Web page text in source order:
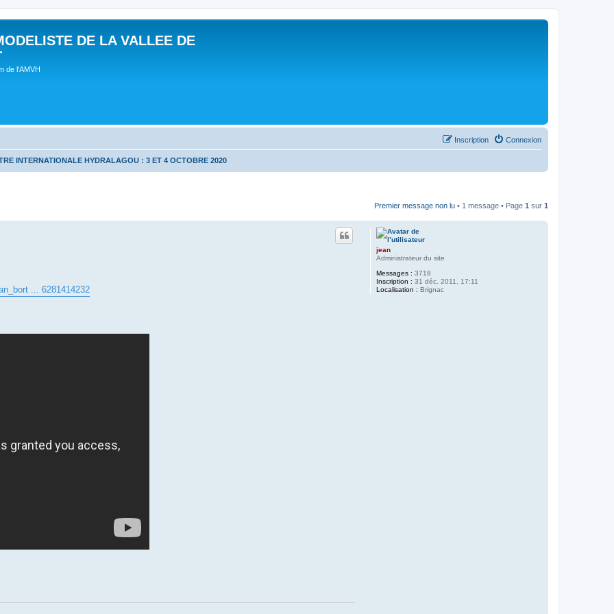
DE LA VALLEE DE
de l'AMVH
Connexion
Inscription
INTERNATIONALE HYDRALAGOU : 3 ET 4 OCTOBRE 2020
Premier message non lu • 1 message • Page 1 sur 1
jean
Administrateur du site
Messages : 3718
Inscription : 31 déc. 2011, 17:11
Localisation : Brignac
... 6281414232